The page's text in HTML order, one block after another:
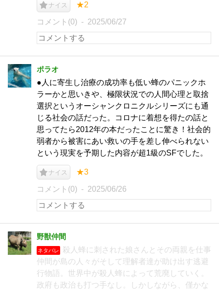
ナイス ★2
コメント(0) 2025/06/27
ポラオ
●人に寄生し治療の成功率も低い蜂のパニックホ
ラーかと思いきや、極限状況での人間心理と取捨
選択というオーシャンクロニクルシリーズにも通
じる社会の話だった。コロナに着想を得たの話と
思ってたら2012年の本だったことに驚き！社会的
弱者から被害にあい救いの手を差し伸べられない
という現実を予期した内容が超1級のSFでした。
ナイス ★3
コメント(0) 2025/06/26
野獣仲間
ネタバレ
殺人蜂に刺された娘さんとその両親を仕事
仲間が島の人々がそして理解者達が助け出す逃避
行物語。世界中が殺人蜂によって荒廃していく。
政府も政治も打つ手なし。しかしながら、僅かな